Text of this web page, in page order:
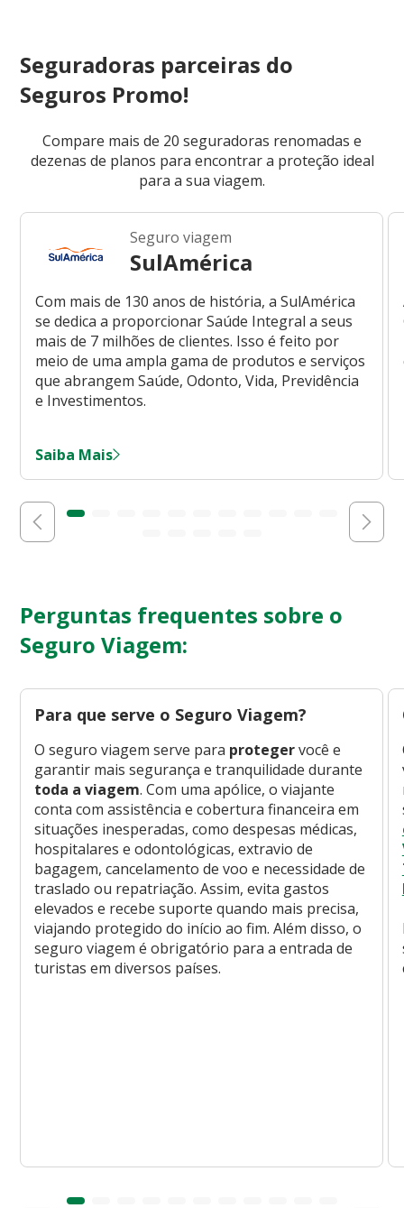
Seguradoras parceiras do
Seguros Promo!
Compare mais de 20 seguradoras renomadas e
dezenas de planos para encontrar a proteção ideal
para a sua viagem.
Seguro viagem
SulAmérica
Com mais de 130 anos de história, a SulAmérica
se dedica a proporcionar Saúde Integral a seus
mais de 7 milhões de clientes. Isso é feito por
meio de uma ampla gama de produtos e serviços
que abrangem Saúde, Odonto, Vida, Previdência
e Investimentos.
Saiba Mais
Perguntas frequentes sobre o
Seguro Viagem:
Para que serve o Seguro Viagem?
O seguro viagem serve para protegervocê e
garantir mais segurança e tranquilidade durante
toda a viagem. Com uma apólice, o viajante
conta com assistência e cobertura financeira em
situações inesperadas, como despesas médicas,
hospitalares e odontológicas, extravio de
bagagem, cancelamento de voo e necessidade de
traslado ou repatriação. Assim, evita gastos
elevados e recebe suporte quando mais precisa,
viajando protegido do início ao fim. Além disso, o
seguro viagem é obrigatório para a entrada de
turistas em diversos países.